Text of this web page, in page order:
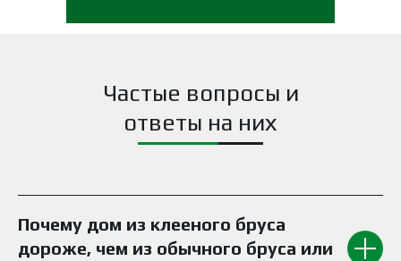
Частые вопросы и
ответы на них
Почему дом из клееного бруса
дороже, чем из обычного бруса или